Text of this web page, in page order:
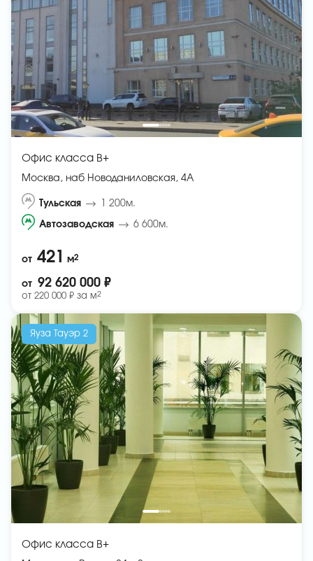
Офис класса B+
Москва, наб Новоданиловская, 4А
Тульская 1 200м.
Автозаводская 6 600м.
от 421 м2
от 92 620 000 ₽
от 220 000 ₽ за м2
Яуза Тауэр 2
Офис класса B+